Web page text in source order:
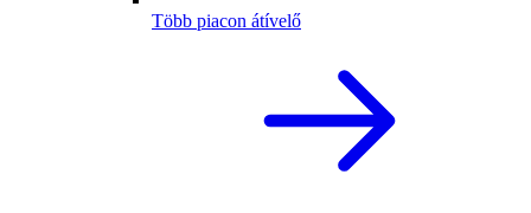
Több piacon átívelő